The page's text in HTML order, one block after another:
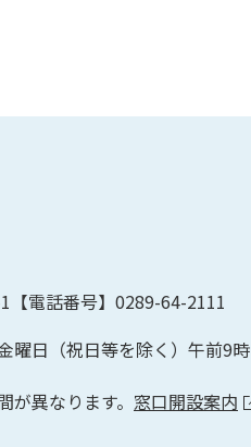
【電話番号】0289-64-2111
曜日（祝日等を除く）午前9時
異なります。 窓口開設案内